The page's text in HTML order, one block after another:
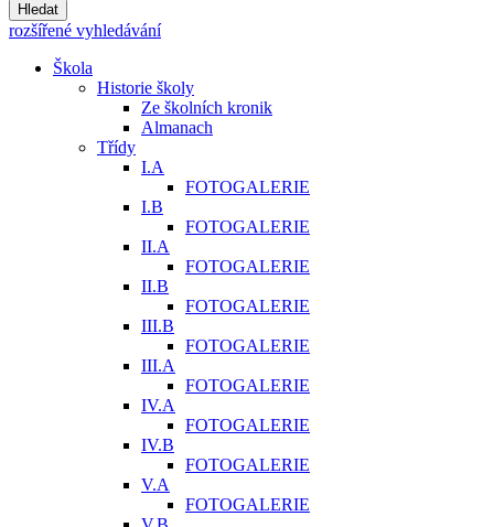
Hledat
rozšířené vyhledávání
Škola
Historie školy
Ze školních kronik
Almanach
Třídy
I.A
FOTOGALERIE
I.B
FOTOGALERIE
II.A
FOTOGALERIE
II.B
FOTOGALERIE
III.B
FOTOGALERIE
III.A
FOTOGALERIE
IV.A
FOTOGALERIE
IV.B
FOTOGALERIE
V.A
FOTOGALERIE